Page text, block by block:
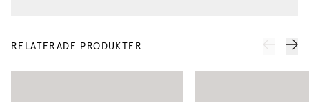
RELATERADE PRODUKTER